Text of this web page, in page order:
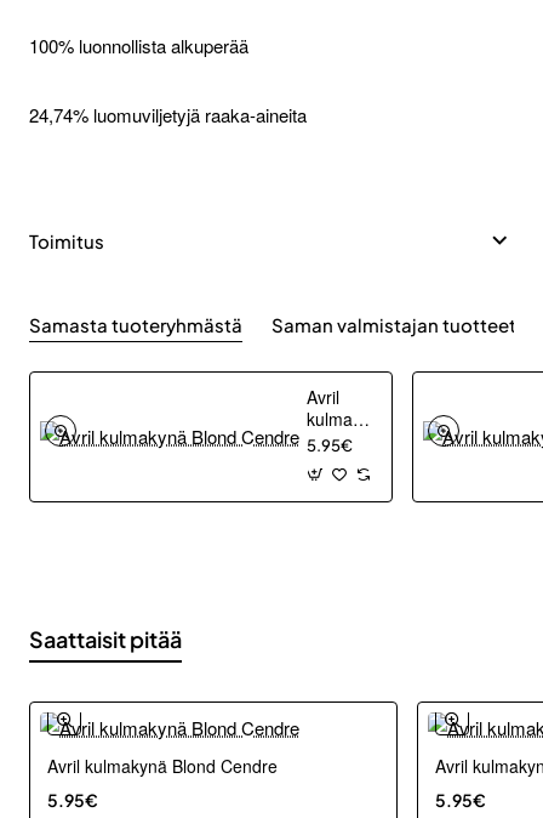
100% luonnollista alkuperää
24,74% luomuviljetyjä raaka-aineita
Toimitus
Samasta tuoteryhmästä Saman valmistajan tuotteet
Avril
kulmakynä
Blond
Cendre
5.95€
Saattaisit pitää
Avril kulmakynä Blond Cendre
5.95€
Avril
5.95€